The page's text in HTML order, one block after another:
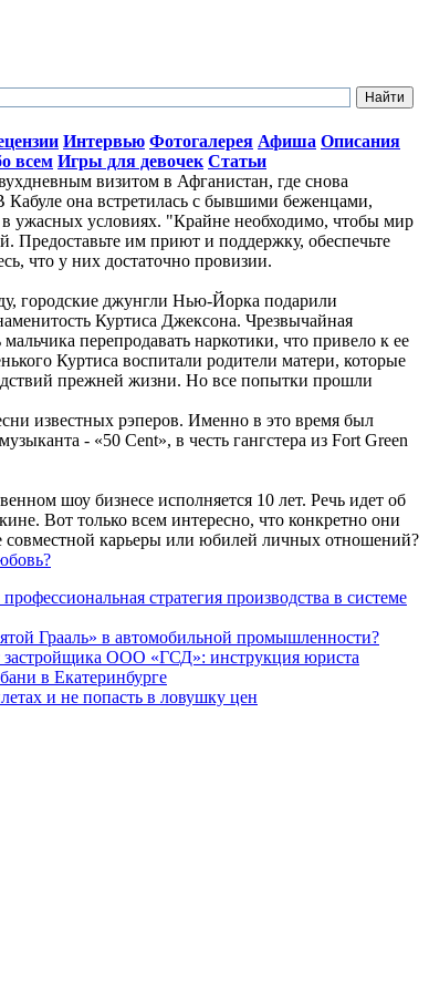
Интервью Фотогалерея Афиша Описания
всем Игры для девочек Статьи
визитом в Афганистан, где снова
она встретилась с бывшими беженцами,
в ужасных условиях. "Крайне необходимо, чтобы мир
Предоставьте им приют и поддержку, обеспечьте
что у них достаточно провизии.
городские джунгли Нью-Йорка подарили
Куртиса Джексона. Чрезвычайная
перепродавать наркотики, что привело к ее
Куртиса воспитали родители матери, которые
прежней жизни. Но все попытки прошли
известных рэперов. Именно в это время был
- «50 Cent», в честь гангстера из Fort Green
шоу бизнесе исполняется 10 лет. Речь идет об
Вот только всем интересно, что конкретно они
совместной карьеры или юбилей личных отношений?
стратегия производства в системе
Грааль» в автомобильной промышленности?
застройщика ООО «ГСД»: инструкция юриста
в Екатеринбурге
и не попасть в ловушку цен